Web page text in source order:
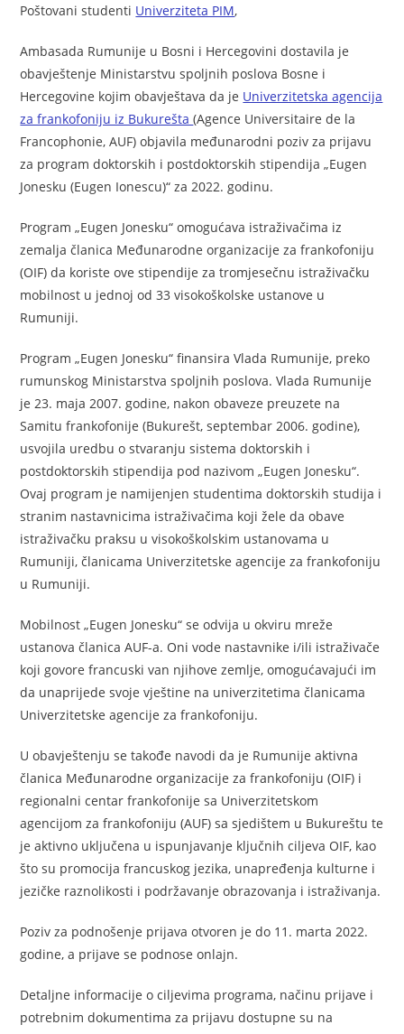
Poštovani studenti Univerziteta PIM,
Ambasada Rumunije u Bosni i Hercegovini dostavila je
obavještenje Ministarstvu spoljnih poslova Bosne i
Hercegovine kojim obavještava da je Univerzitetska agencija
za frankofoniju iz Bukurešta(Agence Universitaire de la
Francophonie, AUF) objavila međunarodni poziv za prijavu
za program doktorskih i postdoktorskih stipendija „Eugen
Jonesku (Eugen Ionescu)“ za 2022. godinu.
Program „Eugen Jonesku“ omogućava istraživačima iz
zemalja članica Međunarodne organizacije za frankofoniju
(OIF) da koriste ove stipendije za tromjesečnu istraživačku
mobilnost u jednoj od 33 visokoškolske ustanove u
Rumuniji.
Program „Eugen Jonesku“ finansira Vlada Rumunije, preko
rumunskog Ministarstva spoljnih poslova. Vlada Rumunije
je 23. maja 2007. godine, nakon obaveze preuzete na
Samitu frankofonije (Bukurešt, septembar 2006. godine),
usvojila uredbu o stvaranju sistema doktorskih i
postdoktorskih stipendija pod nazivom „Eugen Jonesku“.
Ovaj program je namijenjen studentima doktorskih studija i
stranim nastavnicima istraživačima koji žele da obave
istraživačku praksu u visokoškolskim ustanovama u
Rumuniji, članicama Univerzitetske agencije za frankofoniju
u Rumuniji.
Mobilnost „Eugen Jonesku“ se odvija u okviru mreže
ustanova članica AUF-a. Oni vode nastavnike i/ili istraživače
koji govore francuski van njihove zemlje, omogućavajući im
da unaprijede svoje vještine na univerzitetima članicama
Univerzitetske agencije za frankofoniju.
U obavještenju se takođe navodi da je Rumunije aktivna
članica Međunarodne organizacije za frankofoniju (OIF) i
regionalni centar frankofonije sa Univerzitetskom
agencijom za frankofoniju (AUF) sa sjedištem u Bukureštu te
je aktivno uključena u ispunjavanje ključnih ciljeva OIF, kao
što su promocija francuskog jezika, unapređenja kulturne i
jezičke raznolikosti i podržavanje obrazovanja i istraživanja.
Poziv za podnošenje prijava otvoren je do 11. marta 2022.
godine, a prijave se podnose onlajn.
Detaljne informacije o ciljevima programa, načinu prijave i
potrebnim dokumentima za prijavu dostupne su na